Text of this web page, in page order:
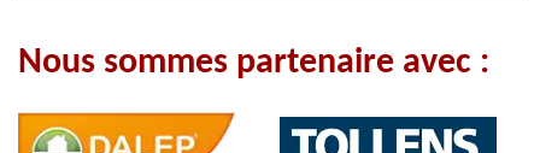
Nous sommes partenaire avec :